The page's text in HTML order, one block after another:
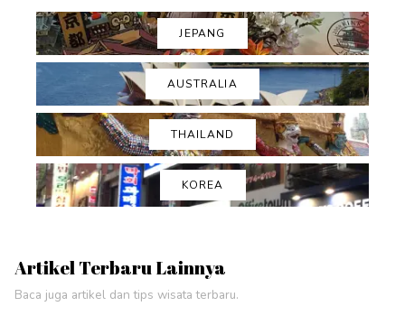
JEPANG
AUSTRALIA
THAILAND
KOREA
Artikel Terbaru Lainnya
Baca juga artikel dan tips wisata terbaru.